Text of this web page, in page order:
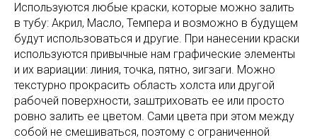
Используются любые краски, которые можно залить
в тубу: Акрил, Масло, Темпера и возможно в будущем
будут использоваться и другие. При нанесении краски
используются привычные нам графические элементы
и их вариации: линия, точка, пятно, зигзаги. Можно
текстурно прокрасить область холста или другой
рабочей поверхности, заштриховать ее или просто
ровно залить ее цветом. Сами цвета при этом между
собой не смешиваться, поэтому с ограниченной